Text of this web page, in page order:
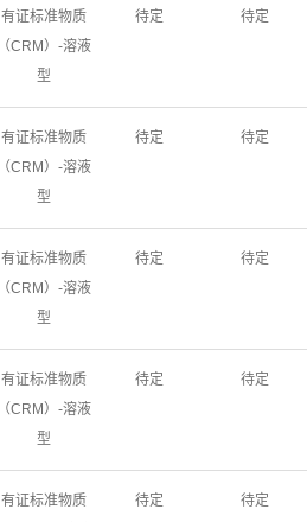
有证标准物质
（CRM）-溶液
型
待定 待定
有证标准物质
（CRM）-溶液
型
待定 待定
有证标准物质
（CRM）-溶液
型
待定 待定
有证标准物质
（CRM）-溶液
型
待定 待定
有证标准物质 待定 待定